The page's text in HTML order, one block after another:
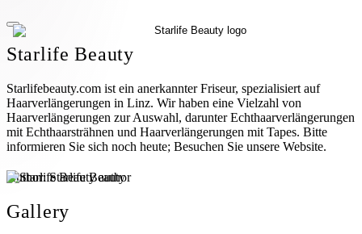
Starlife Beauty
Starlifebeauty.com ist ein anerkannter Friseur, spezialisiert auf
Haarverlängerungen in Linz. Wir haben eine Vielzahl von
Haarverlängerungen zur Auswahl, darunter Echthaarverlängerungen
mit Echthaarsträhnen und Haarverlängerungen mit Tapes. Bitte
informieren Sie sich noch heute; Besuchen Sie unsere Website.
Author:Starlife Beauty
Gallery